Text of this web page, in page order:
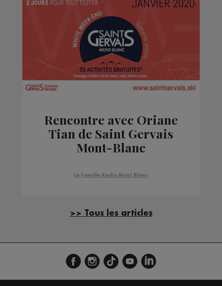
Rencontre avec Oriane
Tian de Saint Gervais
Mont-Blanc
La Famille Radio Mont Blanc
>> Tous les articles